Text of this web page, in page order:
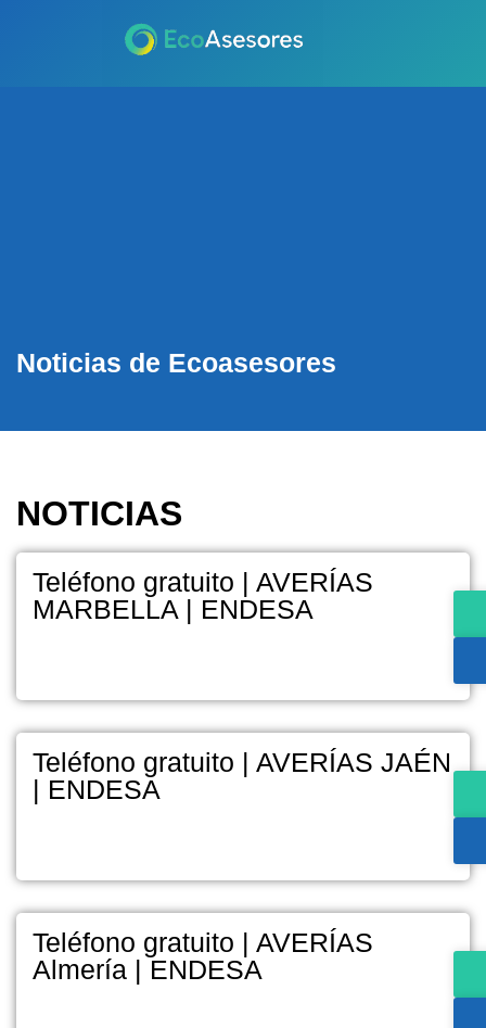
Noticias de Ecoasesores
NOTICIAS
Teléfono gratuito | AVERÍAS
MARBELLA | ENDESA
Teléfono gratuito | AVERÍAS JAÉN
| ENDESA
Teléfono gratuito | AVERÍAS
Almería | ENDESA